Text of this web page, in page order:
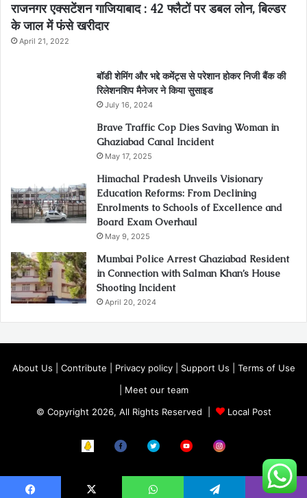
राजनगर एक्सटेंशन गाजियाबाद : 42 फ्लैटों पर डबल लोन, बिल्डर
के जाल में फंसे खरीदार
April 21, 2022
बॉडी शेमिंग और भद्दे कमेंट्स से परेशान होकर निजी बैंक की
रिलेशनशिप मैनेजर ने किया सुसाइड
July 16, 2024
Brave Traffic Cop Dies Saving Woman in
Ghaziabad Canal Incident
May 17, 2025
Himachal Pradesh Unveils Visionary
Education Reforms: From Declining
Enrolments to Schools of Excellence and
Board Exam Overhaul
May 9, 2025
Mumbai Police Arrest Ghaziabad Resident
in Connection with Salman Khan’s House
Shooting Incident
April 20, 2024
About Us Contribute Privacy policy| Support Us
Terms of Use
Meet our team
© Copyright 2026, All Rights Reserved |
Local Post
Koo FB Twitter Youtube